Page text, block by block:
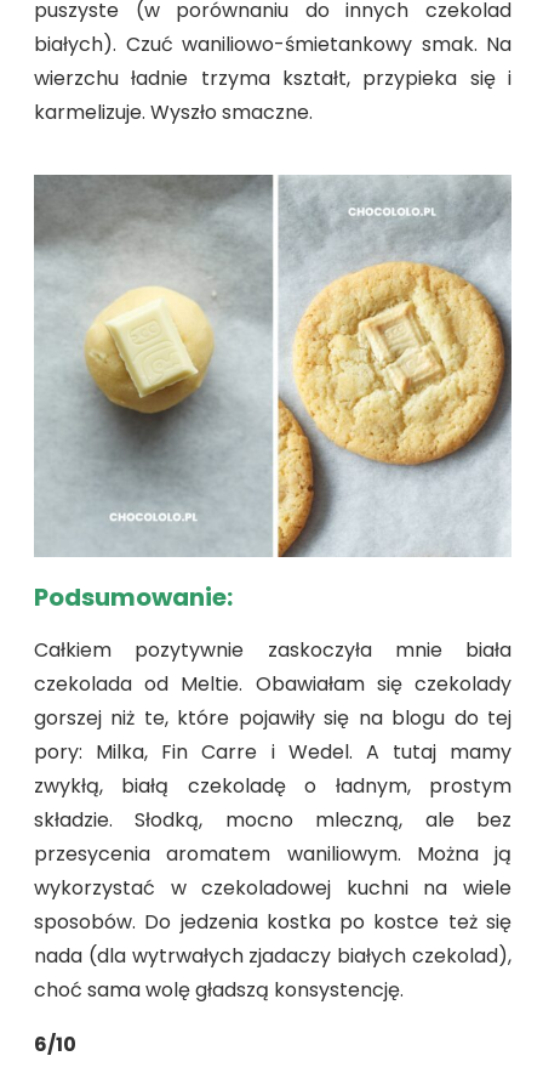
puszyste (w porównaniu do innych czekolad
białych). Czuć waniliowo-śmietankowy smak. Na
wierzchu ładnie trzyma kształt, przypieka się i
karmelizuje. Wyszło smaczne.
Podsumowanie:
Całkiem pozytywnie zaskoczyła mnie biała
czekolada od Meltie. Obawiałam się czekolady
gorszej niż te, które pojawiły się na blogu do tej
pory: Milka, Fin Carre i Wedel. A tutaj mamy
zwykłą, białą czekoladę o ładnym, prostym
składzie. Słodką, mocno mleczną, ale bez
przesycenia aromatem waniliowym. Można ją
wykorzystać w czekoladowej kuchni na wiele
sposobów. Do jedzenia kostka po kostce też się
nada (dla wytrwałych zjadaczy białych czekolad),
choć sama wolę gładszą konsystencję.
6/10